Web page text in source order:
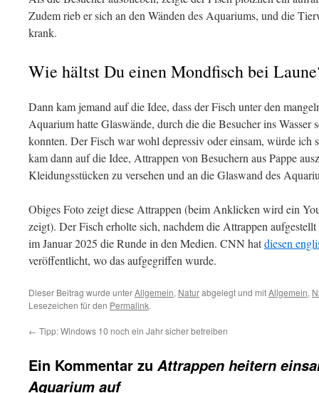
Zudem rieb er sich an den Wänden des Aquariums, und die
krank.
Wie hältst Du einen Mondfisch bei
Dann kam jemand auf die Idee, dass der Fisch unter den
Aquarium hatte Glaswände, durch die die Besucher ins Wasser
konnten. Der Fisch war wohl depressiv oder einsam, würde ich
kam dann auf die Idee, Attrappen von Besuchern aus Pappe
Kleidungsstücken zu versehen und an die Glaswand des
Obiges Foto zeigt diese Attrappen (beim Anklicken wird ein
zeigt). Der Fisch erholte sich, nachdem die Attrappen
im Januar 2025 die Runde in den Medien. CNN hatdiesen
veröffentlicht, wo das aufgegriffen wurde.
Dieser Beitrag wurde unterAllgemein, Naturabgelegt und mitAllgemein,
Lesezeichen für den Permalink.
← Tipp: Windows 10 noch ein Jahr sicher betreiben
Ein Kommentar zu Attrappen heitern
Aquarium auf